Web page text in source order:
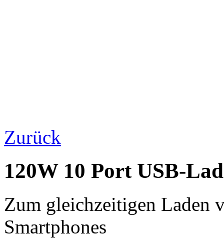
Zurück
120W 10 Port USB-
Zum gleichzeitigen Laden
Smartphones